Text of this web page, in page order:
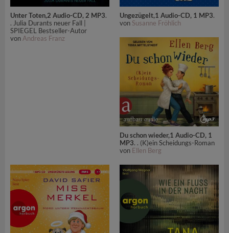
Unter Toten,2 Audio-CD, 2 MP3.
. Julia Durants neuer Fall |
SPIEGEL Bestseller-Autor
von Andreas Franz
Ungezügelt,1 Audio-CD, 1 MP3.
von Susanne Fröhlich
Du schon wieder,1 Audio-CD, 1
MP3. . (K)ein Scheidungs-Roman
von Ellen Berg